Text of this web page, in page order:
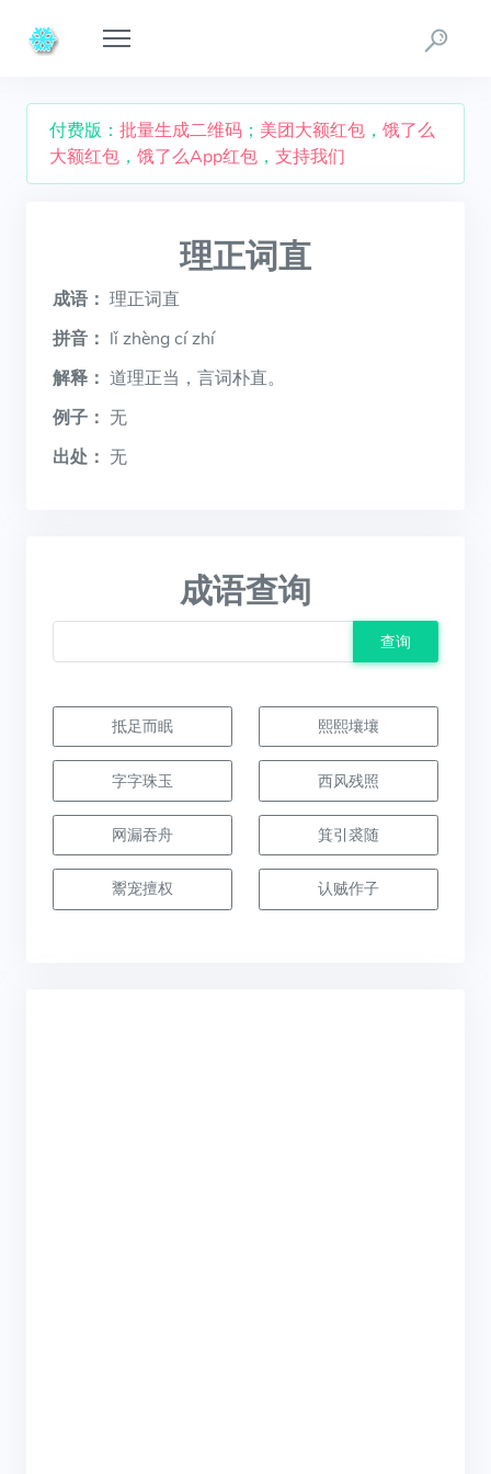
付费版： 批量生成二维码 ； 美团大额红包 ， 饿了么
大额红包 ， 饿了么App红包 ， 支持我们
理正词直
成语： 理正词直
拼音： lǐ zhèng cí zhí
解释： 道理正当，言词朴直。
例子： 无
出处： 无
成语查询
查询
抵足而眠 熙熙壤壤
字字珠玉 西风残照
网漏吞舟 箕引裘随
鬻宠擅权 认贼作子